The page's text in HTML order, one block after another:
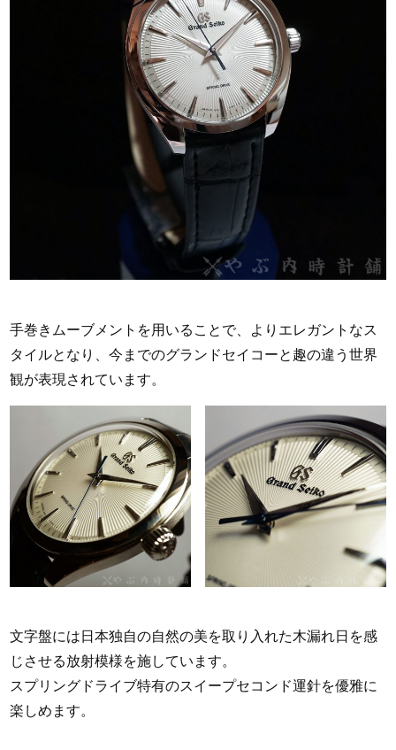
手巻きムーブメントを用いることで、よりエレガントなス
タイルとなり、今までのグランドセイコーと趣の違う世界
観が表現されています。
文字盤には日本独自の自然の美を取り入れた木漏れ日を感
じさせる放射模様を施しています。
スプリングドライブ特有のスイープセコンド運針を優雅に
楽しめます。